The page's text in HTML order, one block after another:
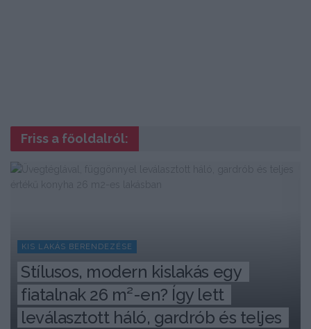
Friss a főoldalról:
KIS LAKÁS BERENDEZÉSE
Stílusos, modern kislakás egy
fiatalnak 26 m²-en? Így lett
leválasztott háló, gardrób és teljes